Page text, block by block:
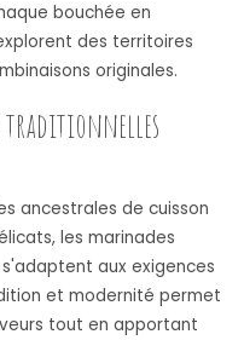
bouchée en
des territoires
originales.
traditionnelles
ancestrales de cuisson
les marinades
aux exigences
et modernité permet
tout en apportant